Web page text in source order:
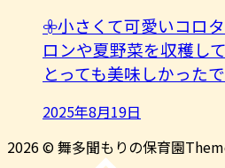
𖧷小さくて可愛いコロ
ロンや夏野菜を収穫し
とっても美味しかった
2025年8月19日
2026 © 舞多聞もりの保育園